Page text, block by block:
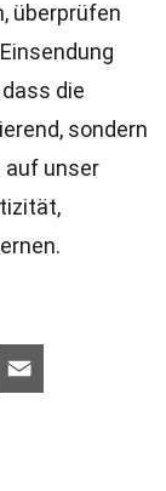
überprüfen
die
sondern
auf unser